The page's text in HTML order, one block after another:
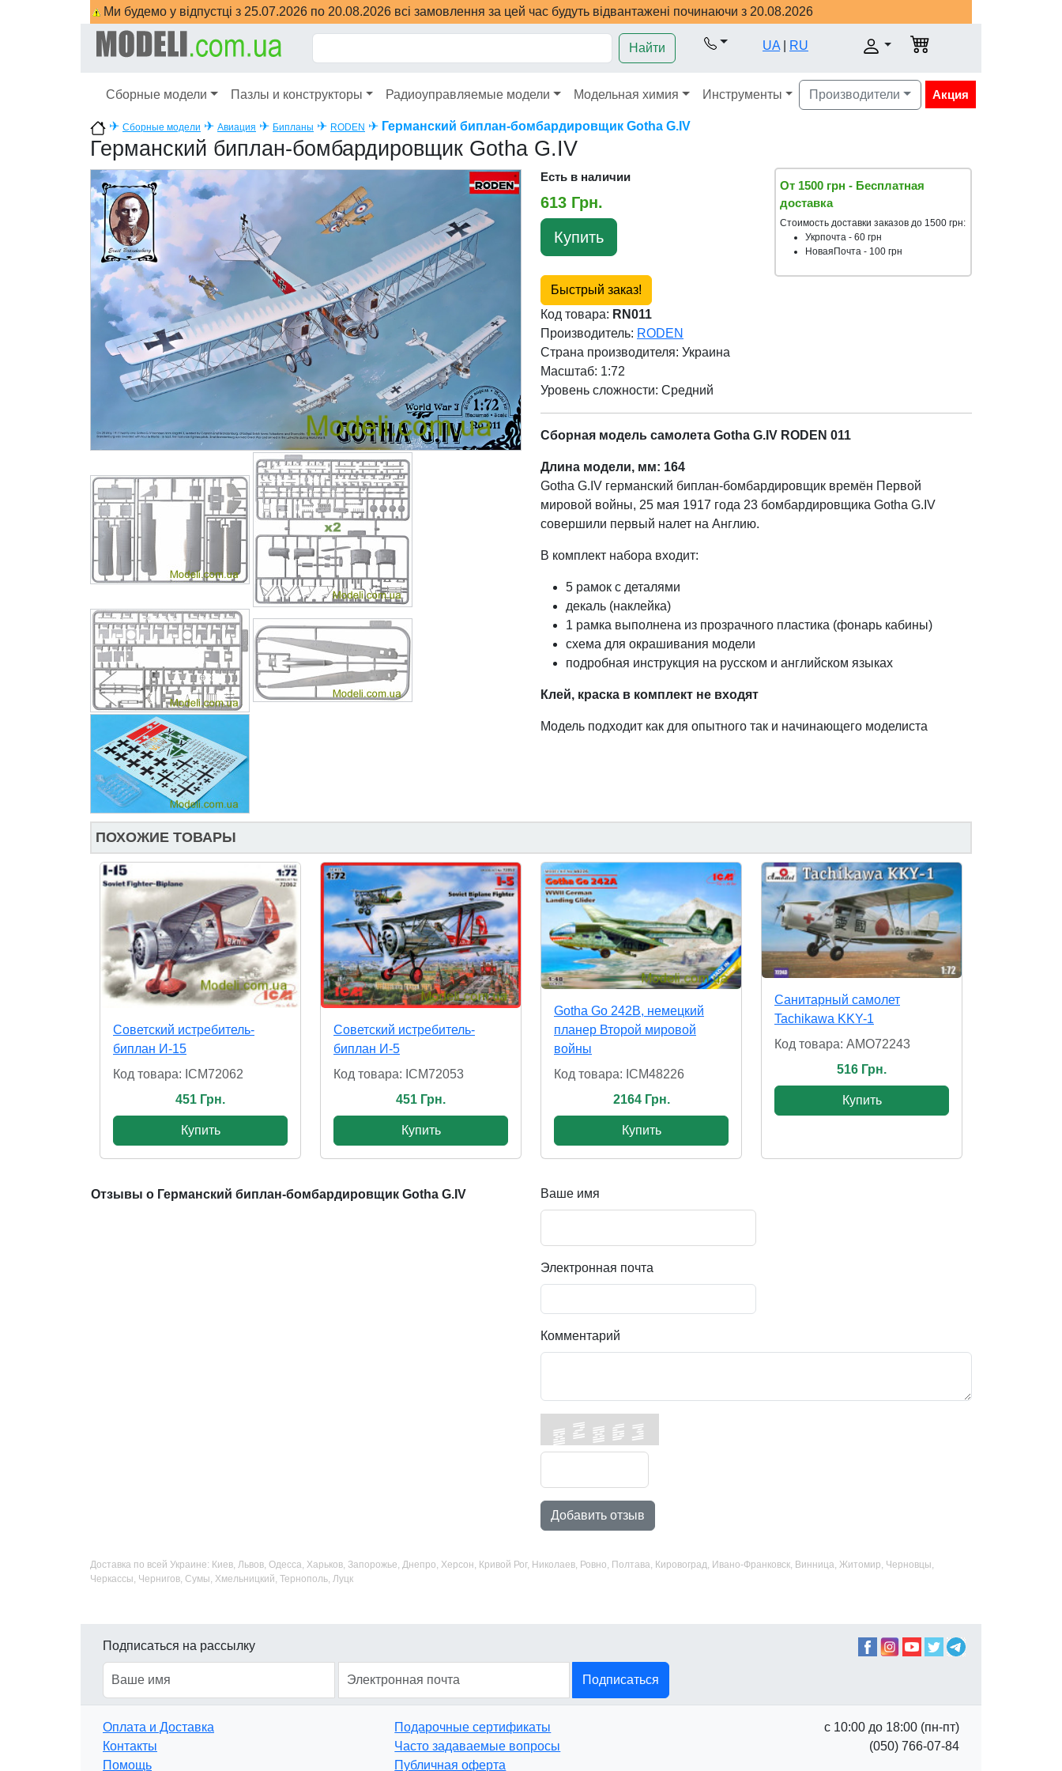
Ми будемо у відпустці з 25.07.2026 по 20.08.2026 всі замовлення за цей час будуть відвантажені починаючи з 20.08.2026
Найти UA RU
Сборные модели Пазлы и конструкторы Радиоуправляемые модели Модельная химия Инструменты Производители Акция
✈ Сборные модели ✈ Авиация ✈ Бипланы ✈ RODEN ✈ Германский биплан-бомбардировщик Gotha G.IV
Германский биплан-бомбардировщик Gotha G.IV
Есть в наличии
613 Грн.
Купить
Быстрый заказ!
Код товара: RN011
Производитель: RODEN
Страна производителя: Украина
Масштаб: 1:72
Уровень сложности: Cредний
От 1500 грн - Бесплатная
доставка
Стоимость доставки заказов до 1500 грн:
Укрпочта - 60 грн
НоваяПочта - 100 грн
Сборная модель самолета Gotha G.IV RODEN 011
Длина модели, мм: 164
Gotha G.IV германский биплан-бомбардировщик времён Первой
мировой войны, 25 мая 1917 года 23 бомбардировщика Gotha G.IV
совершили первый налет на Англию.
В комплект набора входит:
5 рамок с деталями
декаль (наклейка)
1 рамка выполнена из прозрачного пластика (фонарь кабины)
схема для окрашивания модели
подробная инструкция на русском и английском языках
Клей, краска в комплект не входят
Модель подходит как для опытного так и начинающего моделиста
ПОХОЖИЕ ТОВАРЫ
Cоветский истребитель-
биплан И-15
Код товара: ICM72062
451 Грн.
Купить
Советский истребитель-
биплан И-5
Код товара: ICM72053
451 Грн.
Купить
Gotha Go 242B, немецкий
планер Второй мировой
войны
Код товара: ICM48226
2164 Грн.
Купить
Санитарный самолет
Tachikawa KKY-1
Код товара: AMO72243
516 Грн.
Купить
Отзывы о Германский биплан-бомбардировщик Gotha G.IV Ваше имя
Электронная почта
Комментарий
Добавить отзыв
Доставка по всей Украине: Киев, Львов, Одесса, Харьков, Запорожье, Днепро, Херсон, Кривой Рог, Николаев, Ровно, Полтава, Кировоград, Ивано-Франковск, Винница, Житомир, Черновцы,
Черкассы, Чернигов, Сумы, Хмельницкий, Тернополь, Луцк
Подписаться на рассылку
Подписаться
Оплата и Доставка
Контакты
Помощь
Подарочные сертификаты
Часто задаваемые вопросы
Публичная оферта
с 10:00 до 18:00 (пн-пт)
(050) 766-07-84